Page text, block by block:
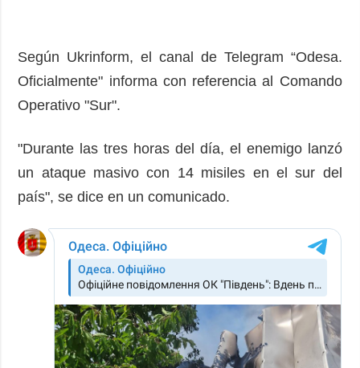
Desastres y
emergencias
Podcasts
Publicaciones
Entrevistas
Video
Releases
Suscripción
Banco de
Según Ukrinform, el canal de Telegram “Odesa.
Oficialmente" informa con referencia al Comando
Operativo "Sur".
"Durante las tres horas del día, el enemigo lanzó
un ataque masivo con 14 misiles en el sur del
país", se dice en un comunicado.